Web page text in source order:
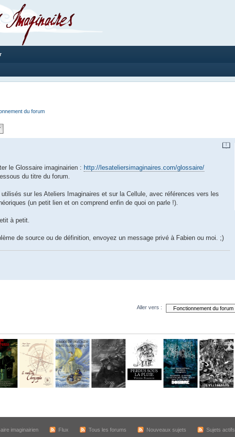
du forum
le Glossaire imaginairien : http://lesateliersimaginaires.com/glossaire/
du titre du forum.
sur les Ateliers Imaginaires et sur la Cellule, avec références vers les
(un petit lien et on comprend enfin de quoi on parle !).
à petit.
de source ou de définition, envoyez un message privé à Fabien ou moi. ;)
Aller vers :
imaginairien Flux Tous les forums Nouveaux sujets Sujets actifs